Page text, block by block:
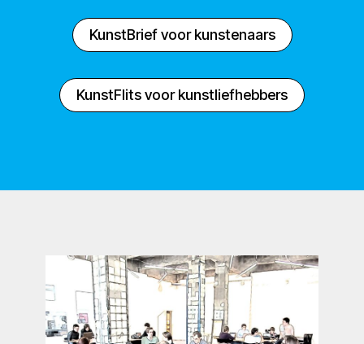
KunstBrief voor kunstenaars
KunstFlits voor kunstliefhebbers